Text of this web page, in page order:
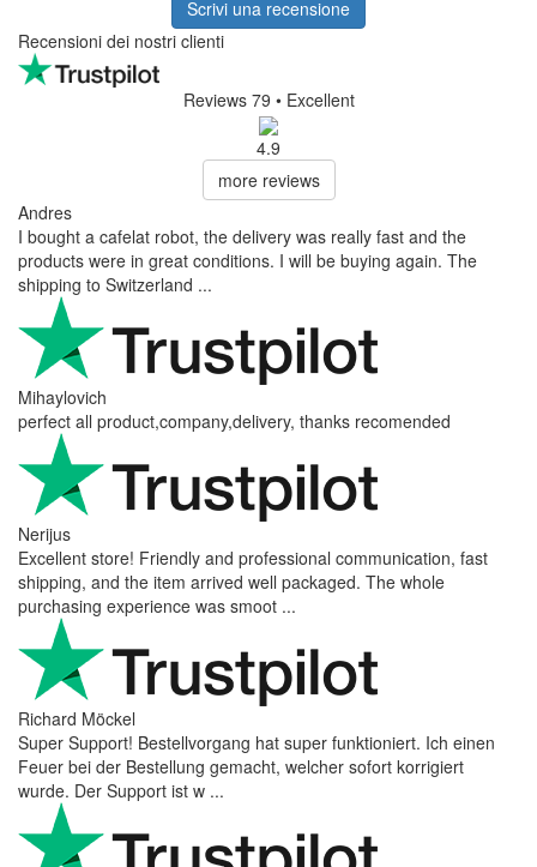
Scrivi una recensione
Recensioni dei nostri clienti
Reviews 79 • Excellent
4.9
more reviews
Andres
I bought a cafelat robot, the delivery was really fast and the
products were in great conditions. I will be buying again. The
shipping to Switzerland ...
Mihaylovich
perfect all product,company,delivery, thanks recomended
Nerijus
Excellent store! Friendly and professional communication, fast
shipping, and the item arrived well packaged. The whole
purchasing experience was smoot ...
Richard Möckel
Super Support! Bestellvorgang hat super funktioniert. Ich einen
Feuer bei der Bestellung gemacht, welcher sofort korrigiert
wurde. Der Support ist w ...